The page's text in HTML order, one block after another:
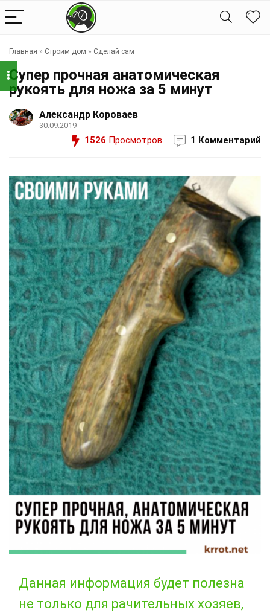
Главная » Строим дом » Сделай сам
Супер прочная анатомическая
рукоять для ножа за 5 минут
Александр Короваев
30.09.2019
1526 Просмотров 1 Комментарий
Данная информация будет полезна
не только для рачительных хозяев,